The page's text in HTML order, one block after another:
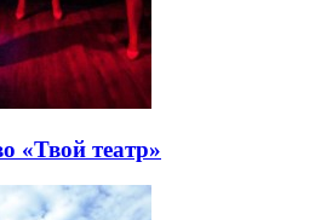
«Твой театр»